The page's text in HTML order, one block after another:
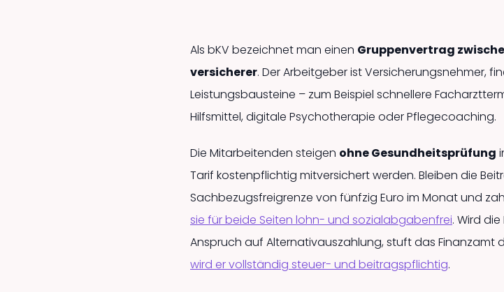
Als bKV bezeichnet man einen Gruppenvertrag
versicherer. Der Arbeitgeber ist Versicherungsnehmer,
Leistungsbausteine – zum Beispiel schnellere
Hilfsmittel, digitale Psychotherapie oder Pflegecoaching.
Die Mitarbeitenden steigen ohne Gesundheits­prüfung
Tarif kostenpflichtig mitversichert werden. Bleiben die
Sachbezugs­freigrenze von fünfzig Euro im Monat und
sie für beide Seiten lohn- und sozialabgabenfrei. Wird
Anspruch auf Alternativauszahlung, stuft das Finanzamt
wird er vollständig steuer- und beitrags­pflichtig.